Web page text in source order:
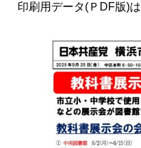
印刷用データ(ＰDF版)は